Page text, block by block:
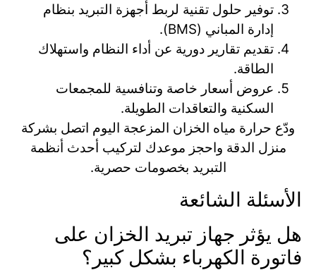
توفير حلول تقنية لربط أجهزة التبريد بنظام
إدارة المباني (BMS).
تقديم تقارير دورية عن أداء النظام واستهلاك
الطاقة.
عروض أسعار خاصة وتنافسية للمجمعات
السكنية والتعاقدات الطويلة.
ودّع حرارة مياه الخزان المزعجة اليوم اتصل بشركة
منزل الدقة واحجز موعدك لتركيب أحدث أنظمة
التبريد بخصومات حصرية.
الأسئلة الشائعة
هل يؤثر جهاز تبريد الخزان على
فاتورة الكهرباء بشكل كبير؟